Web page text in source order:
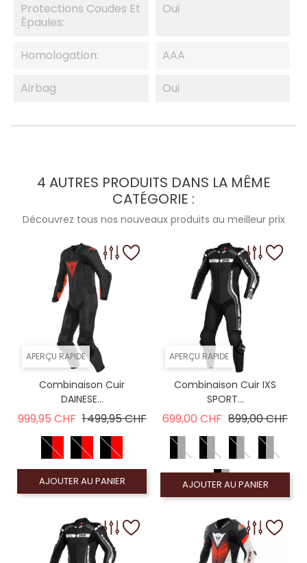
Protections Coudes Et
Épaules:
Oui
Homologation: AAA
Airbag Oui
4 AUTRES PRODUITS DANS LA MÊME
CATÉGORIE :
Découvrez tous nos nouveaux produits au meilleur prix
APERÇU RAPIDE
Combinaison Cuir
DAINESE...
999,95 CHF Prix de base
1 499,95 CHFPrix
AJOUTER AU PANIER
APERÇU RAPIDE
Combinaison Cuir IXS
SPORT...
699,00 CHF Prix de base
899,00 CHFPrix
AJOUTER AU PANIER